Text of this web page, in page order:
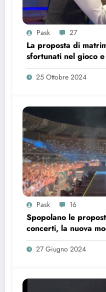
Pask 27
La proposta di
sfortunati nel gioco
25 Ottobre 2024
Pask 16
Spopolano le
concerti, la nuova
27 Giugno 2024